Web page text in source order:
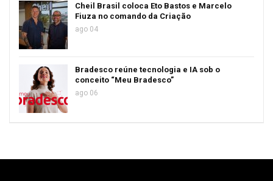
Cheil Brasil coloca Eto Bastos e Marcelo
Fiuza no comando da Criação
ago 04
Bradesco reúne tecnologia e IA sob o
conceito “Meu Bradesco”
ago 06